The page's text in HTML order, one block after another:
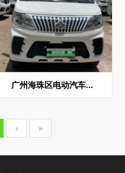
广州海珠区电动汽车报废回收
› »